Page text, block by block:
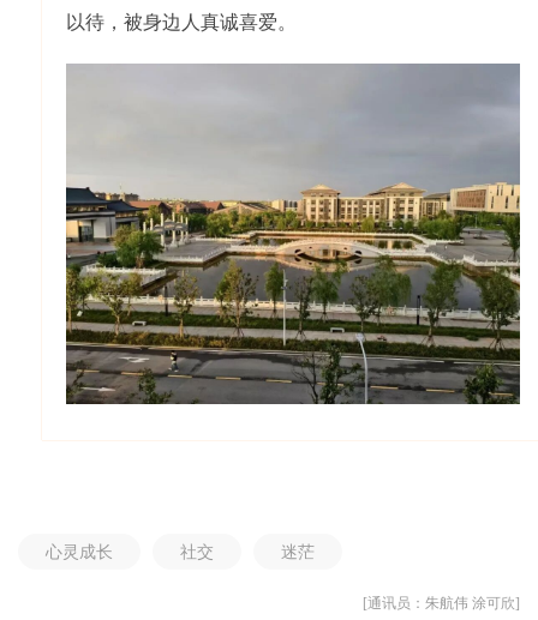
以待，被身边人真诚喜爱。
心灵成长 社交 迷茫
[通讯员：朱航伟 涂可欣]